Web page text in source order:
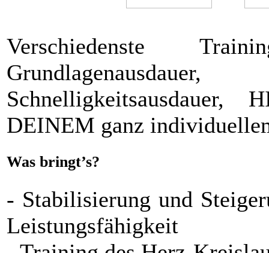
Verschiedenste
DEINEM ganz
Was bringt’s?
- Stabilisierung und
Leistungsfähigkeit